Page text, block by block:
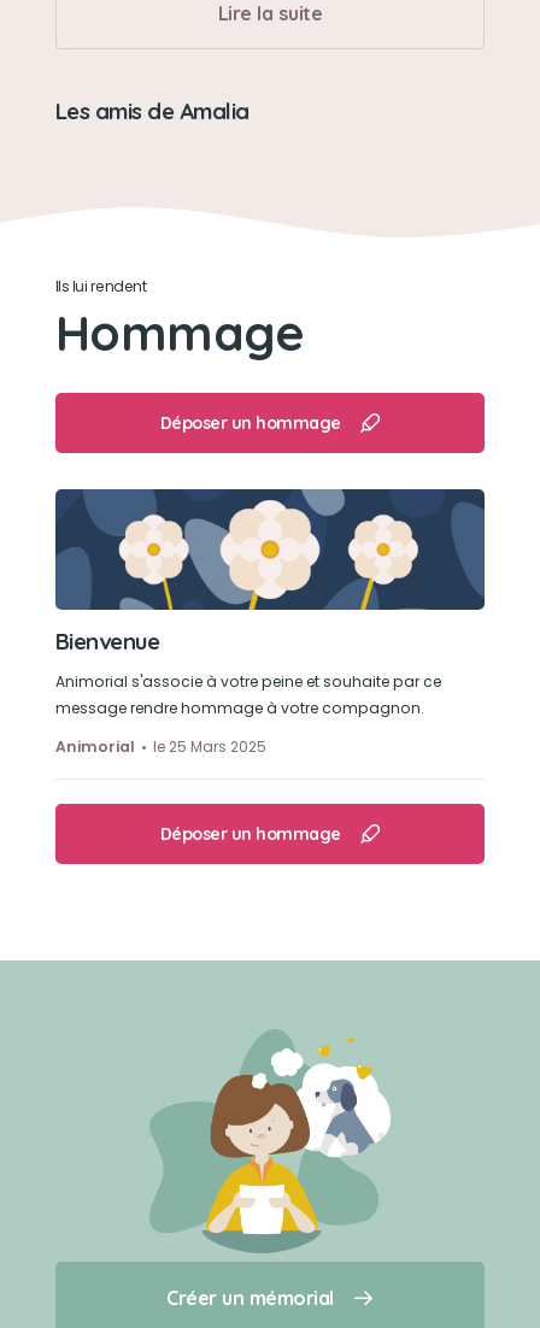
Créer un mémorial
Qui sommes-nous ?
Son caractère
Un amour de petit chien
Un Kong et une grenouille en tissus
Son loisir préféré
Partir en balades avec nous en vacances et
découvrir de nouveaux lieux
Lire la suite
Les amis de Amalia
Ils lui rendent
Hommage
Déposer un hommage
Bienvenue
Animorial s'associe à votre peine et souhaite par ce
message rendre hommage à votre compagnon.
Animorial
le 25 Mars 2025
Déposer un hommage
Créer un mémorial